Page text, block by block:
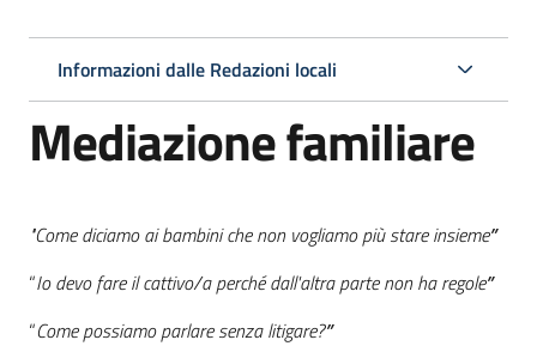
Argomenti
Servizi
Menu selezionato
per
famiglie
Informazioni dalle Redazioni locali
Mediazione familiare
"Come diciamo ai bambini che non vogliamo più stare insieme”
“Io devo fare il cattivo/a perché dall'altra parte non ha regole”
“Come possiamo parlare senza litigare?”